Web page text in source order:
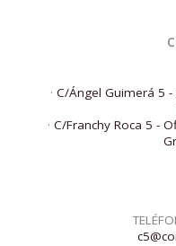
· C/Ángel Guimerá 5 -
· C/Franchy Roca 5 -